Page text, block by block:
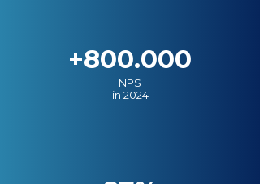
+800.000
NPS
in 2024